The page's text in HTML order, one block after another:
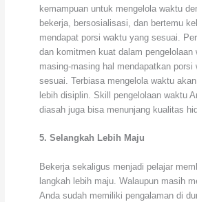
kemampuan untuk mengelola waktu
bekerja, bersosialisasi, dan bertemu
mendapat porsi waktu yang sesuai.
dan komitmen kuat dalam pengelolaan
masing-masing hal mendapatkan porsi
sesuai. Terbiasa mengelola waktu
lebih disiplin. Skill pengelolaan waktu
diasah juga bisa menunjang kualitas
5. Selangkah Lebih Maju
Bekerja sekaligus menjadi pelajar
langkah lebih maju. Walaupun masih
Anda sudah memiliki pengalaman di